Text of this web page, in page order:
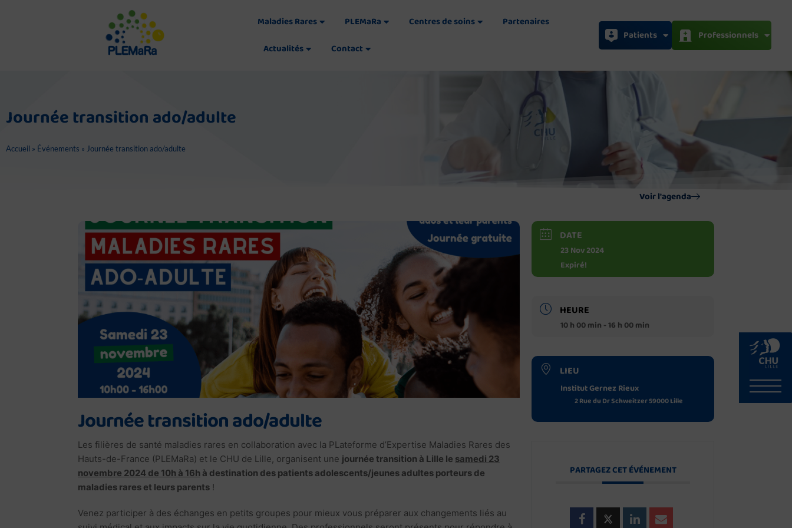
Maladies Rares PLEMaRa Centres de soins
Partenaires
Actualités
Contact
Patients Professionnels
Journée transition ado/adulte
Accueil » Événements » Journée transition ado/adulte
Voir l'agenda
Journée transition ado/adulte
Les filières de santé maladies rares en collaboration avec la PLateforme d’Expertise Maladies Rares des
Hauts-de-France (PLEMaRa) et le CHU de Lille, organisent une journée transition à Lille le samedi 23
novembre 2024 de 10h à 16h à destination des patients adolescents/jeunes adultes porteurs de
maladies rares et leurs parents !
Venez participer à des échanges en petits groupes pour mieux vous préparer aux changements liés au
DATE
23 Nov 2024
Expiré!
HEURE
10 h 00 min - 16 h 00 min
LIEU
Institut Gernez Rieux
2 Rue du Dr Schweitzer 59000 Lille
PARTAGEZ CET ÉVÉNEMENT